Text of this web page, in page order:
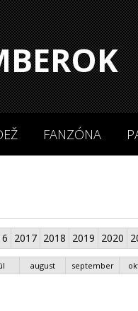
FANZÓNA
2017 2018 2019 2020
august september